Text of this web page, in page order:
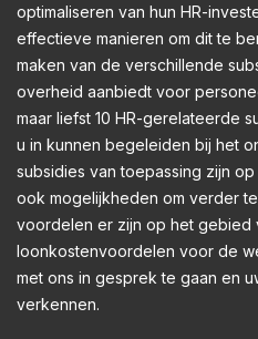
optimaliseren van hun HR-
effectieve manieren om dit te
maken van de verschillende
overheid aanbiedt voor
maar liefst 10 HR-gerelateerde
u in kunnen begeleiden bij het
subsidies van toepassing zijn
ook mogelijkheden om verder
voordelen er zijn op het gebied
loonkostenvoordelen voor de
met ons in gesprek te gaan en
verkennen.